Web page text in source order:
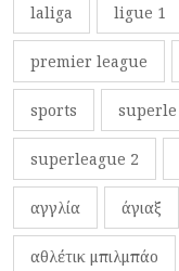
laliga ligue 1
premier league
sports superle
superleague 2
αγγλία άγιαξ
αθλέτικ μπιλμπάο